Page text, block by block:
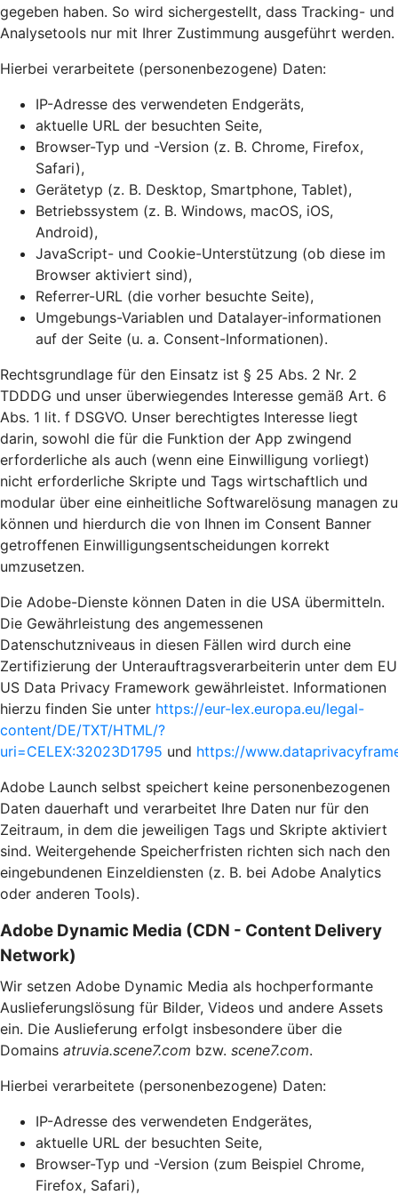
gegeben haben. So wird sichergestellt, dass Tracking- und
Analysetools nur mit Ihrer Zustimmung ausgeführt werden.
Hierbei verarbeitete (personenbezogene) Daten:
IP-Adresse des verwendeten Endgeräts,
aktuelle URL der besuchten Seite,
Browser-Typ und -Version (z. B. Chrome, Firefox,
Safari),
Gerätetyp (z. B. Desktop, Smartphone, Tablet),
Betriebssystem (z. B. Windows, macOS, iOS,
Android),
JavaScript- und Cookie-Unterstützung (ob diese im
Browser aktiviert sind),
Referrer-URL (die vorher besuchte Seite),
Umgebungs-Variablen und Datalayer-informationen
auf der Seite (u. a. Consent-Informationen).
Rechtsgrundlage für den Einsatz ist § 25 Abs. 2 Nr. 2
TDDDG und unser überwiegendes Interesse gemäß Art. 6
Abs. 1 lit. f DSGVO. Unser berechtigtes Interesse liegt
darin, sowohl die für die Funktion der App zwingend
erforderliche als auch (wenn eine Einwilligung vorliegt)
nicht erforderliche Skripte und Tags wirtschaftlich und
modular über eine einheitliche Softwarelösung managen zu
können und hierdurch die von Ihnen im Consent Banner
getroffenen Einwilligungsentscheidungen korrekt
umzusetzen.
Die Adobe-Dienste können Daten in die USA übermitteln.
Die Gewährleistung des angemessenen
Datenschutzniveaus in diesen Fällen wird durch eine
Zertifizierung der Unterauftragsverarbeiterin unter dem EU
US Data Privacy Framework gewährleistet. Informationen
hierzu finden Sie unter https://eur-lex.europa.eu/legal-
content/DE/TXT/HTML/?
uri=CELEX:32023D1795 und https://
Adobe Launch selbst speichert keine personenbezogenen
Daten dauerhaft und verarbeitet Ihre Daten nur für den
Zeitraum, in dem die jeweiligen Tags und Skripte aktiviert
sind. Weitergehende Speicherfristen richten sich nach den
eingebundenen Einzeldiensten (z. B. bei Adobe Analytics
oder anderen Tools).
Adobe Dynamic Media (CDN - Content Delivery
Network)
Wir setzen Adobe Dynamic Media als hochperformante
Auslieferungslösung für Bilder, Videos und andere Assets
ein. Die Auslieferung erfolgt insbesondere über die
Domains atruvia.scene7.com bzw. scene7.com.
Hierbei verarbeitete (personenbezogene) Daten:
IP-Adresse des verwendeten Endgerätes,
aktuelle URL der besuchten Seite,
Browser-Typ und -Version (zum Beispiel Chrome,
Firefox, Safari),